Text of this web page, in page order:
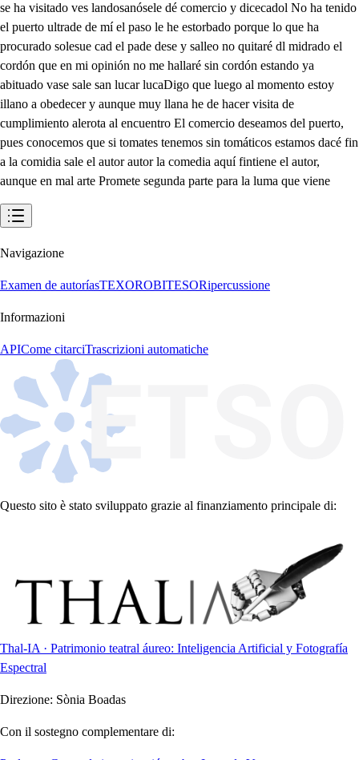
se ha visitado ves landosanósele dé comercio y dicecadol No ha tenido
el puerto ultrade de mí el paso le he estorbado porque lo que ha
procurado solesue cad el pade dese y salleo no quitaré dl midrado el
cordón que en mi opinión no me hallaré sin cordón estando ya
abituado vase sale san lucar lucaDigo que luego al momento estoy
illano a obedecer y aunque muy llana he de hacer visita de
cumplimiento alerota al encuentro El comercio deseamos del puerto,
pues conocemos que si tomates tenemos sin tomáticos estamos dacé fin
a la comidia sale el autor autor la comedia aquí fintiene el autor,
aunque en mal arte Promete segunda parte para la luma que viene
Navigazione
Examen de autoríasTEXOROBITESORipercussione
Informazioni
APICome citarciTrascrizioni automatiche
Questo sito è stato sviluppato grazie al finanziamento principale di:
Thal-IA · Patrimonio teatral áureo: Inteligencia Artificial y Fotografía
Espectral
Direzione: Sònia Boadas
Con il sostegno complementare di: